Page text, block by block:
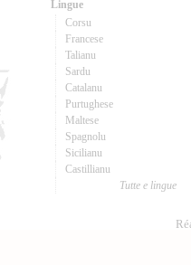
Lingue
Corsu
Francese
Talianu
Sardu
Catalanu
Purtughese
Maltese
Spagnolu
Sicilianu
Castillianu
Tutte e lingue